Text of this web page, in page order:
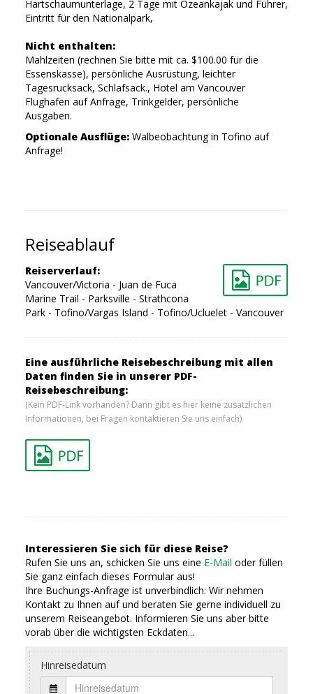
Hartschaumunterlage, 2 Tage mit Ozeankajak und Führer,
Eintritt für den Nationalpark,
Nicht enthalten:
Mahlzeiten (rechnen Sie bitte mit ca. $100.00 für die
Essenskasse), persönliche Ausrüstung, leichter
Tagesrucksack, Schlafsack., Hotel am Vancouver
Flughafen auf Anfrage, Trinkgelder, persönliche
Ausgaben.
Optionale Ausflüge:Walbeobachtung in Tofino auf
Anfrage!
Reiseablauf
Reiserverlauf:
Vancouver/Victoria - Juan de Fuca
Marine Trail - Parksville - Strathcona
Park - Tofino/Vargas Island - Tofino/Ucluelet - Vancouver
Eine ausführliche Reisebeschreibung mit allen
Daten finden Sie in unserer PDF-
Reisebeschreibung:
(Kein PDF-Link vorhanden? Dann gibt es hier keine zusätzlichen
Informationen, bei Fragen kontaktieren Sie uns einfach)
Interessieren Sie sich für diese Reise?
Rufen Sie uns an, schicken Sie uns eine E-Mail oder füllen
Sie ganz einfach dieses Formular aus!
Ihre Buchungs-Anfrage ist unverbindlich: Wir nehmen
Kontakt zu Ihnen auf und beraten Sie gerne individuell zu
unserem Reiseangebot. Informieren Sie uns aber bitte
vorab über die wichtigsten Eckdaten...